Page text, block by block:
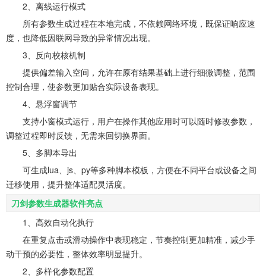
2、离线运行模式
所有参数生成过程在本地完成，不依赖网络环境，既保证响应速
度，也降低因联网导致的异常情况出现。
3、反向校核机制
提供偏差输入空间，允许在原有结果基础上进行细微调整，范围
控制合理，使参数更加贴合实际设备表现。
4、悬浮窗调节
支持小窗模式运行，用户在操作其他应用时可以随时修改参数，
调整过程即时反馈，无需来回切换界面。
5、多脚本导出
可生成lua、js、py等多种脚本模板，方便在不同平台或设备之间
迁移使用，提升整体适配灵活度。
刀剑参数生成器软件亮点
1、高效自动化执行
在重复点击或滑动操作中表现稳定，节奏控制更加精准，减少手
动干预的必要性，整体效率明显提升。
2、多样化参数配置